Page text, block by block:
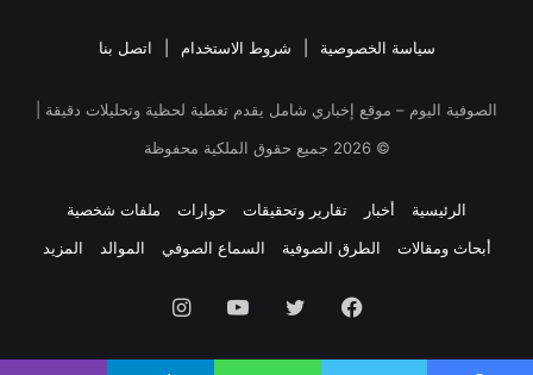
سياسة الخصوصية شروط الاستخدام اتصل بنا
الصوفية اليوم – موقع إخباري شامل يقدم تغطية لحظية وتحليلات دقيقة |
©
2026 جميع حقوق الملكية محفوظة
الرئيسية أخبار تقارير وتحقيقات حوارات
ملفات شخصية
أبحاث ومقالات
الطرق الصوفية السماع الصوفي الموالد المزيد
فيسبوك تويتر يوتيوب